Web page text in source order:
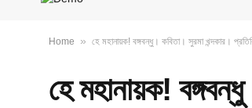
Home » হে মহানায়ক! বঙ্গবন্ধু। কবিতা। সুরমা খন্দকার।
হে মহানায়ক!